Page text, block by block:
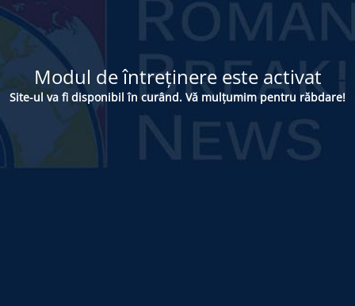
Modul de întreținere este activat
Site-ul va fi disponibil în curând. Vă mulțumim pentru răbdare!